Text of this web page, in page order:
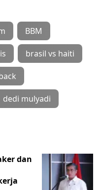
BBM
brasil vs haiti
dedi mulyadi
dan